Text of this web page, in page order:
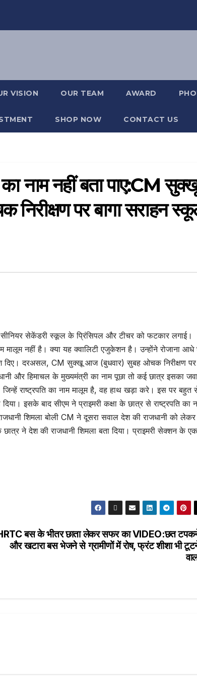
VISION OUR TEAM AWARD
SHOP NOW CONTACT US
नाम नहीं बता पाए:CM
पर बागा सराहन
सेकेंडरी स्कूल के प्रिंसिपल और टीचर को फटकार लगाई।
मालूम नहीं है। क्या यह क्वालिटी एजुकेशन है। उन्होंने रोजाना
दिए। दरअसल, CM सुक्खू आज (बुधवार) सुबह ओचक निरीक्षण पर
और हिमाचल के मुख्यमंत्री का नाम पूछा तो कई छात्र इसका
जिन्हें राष्ट्रपति का नाम मालूम है, वह हाथ खड़ा करे। इस पर बहुत
इसके बाद सीएम ने प्राइमरी कक्षा के छात्र से राष्ट्रपति का
शिमला बोली CM ने दूसरा सवाल देश की राजधानी को लेकर
ने देश की राजधानी शिमला बता दिया। प्राइमरी सेक्शन के एक
बस के भीतर छाता लेकर सफर का VIDEO:छत
और खटारा बस भेजने से ग्रामीणों में रोष, फ्रंट शीशा भी